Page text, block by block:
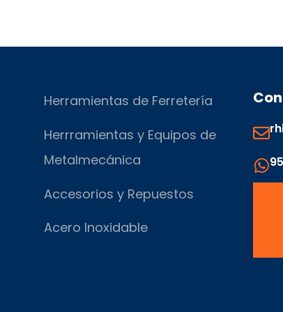
Herramientas de Ferretería
Herrramientas y Equipos de
Metalmecánica
Accesorios y Repuestos
Acero Inoxidable